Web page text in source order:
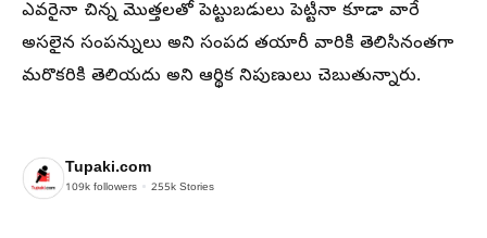
ఎవరైనా చిన్న మొత్తలతో పెట్టుబడులు పెట్టినా కూడా వారే
అసలైన సంపన్నులు అని సంపద తయారీ వారికి తెలిసినంతగా
మరొకరికి తెలియదు అని ఆర్థిక నిపుణులు చెబుతున్నారు.
Tupaki.com
109k followers 255k Stories